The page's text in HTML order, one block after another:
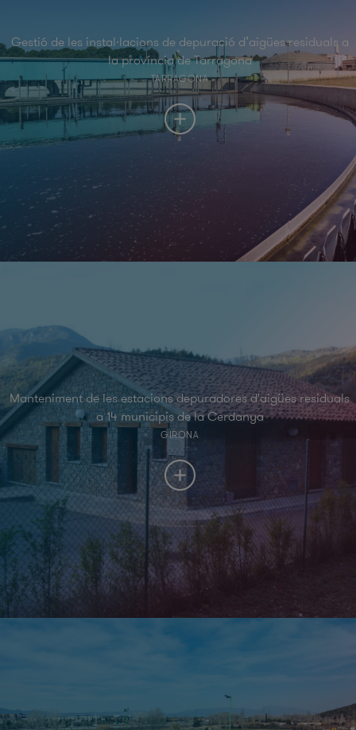
Gestió de les instal·lacions de depuració d’aigües residuals a
la província de Tarragona
TARRAGONA
Manteniment de les estacions depuradores d'aigües residuals
a 14 municipis de la Cerdanya
GIRONA